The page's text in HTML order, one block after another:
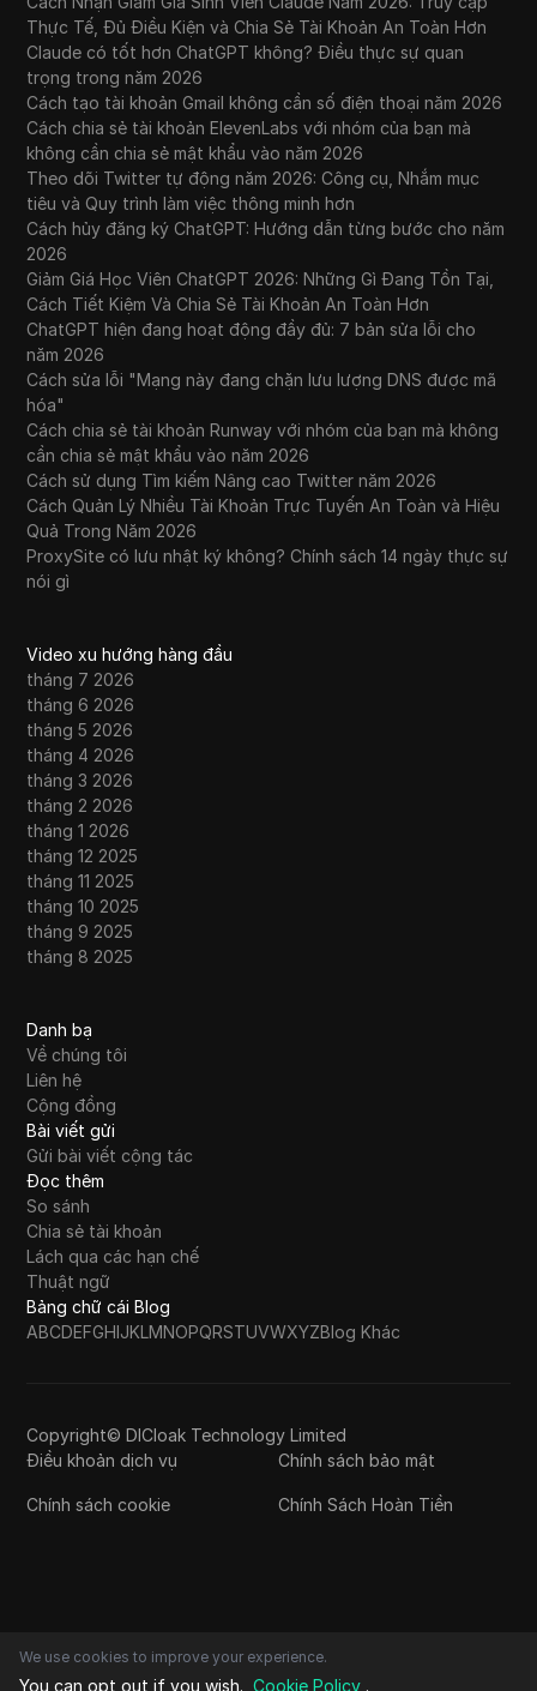
Thực Tế, Đủ Điều Kiện và Chia Sẻ Tài Khoản An Toàn Hơn
Claude có tốt hơn ChatGPT không? Điều thực sự quan
trọng trong năm 2026
Cách tạo tài khoản Gmail không cần số điện thoại năm 2026
Cách chia sẻ tài khoản ElevenLabs với nhóm của bạn mà
không cần chia sẻ mật khẩu vào năm 2026
Theo dõi Twitter tự động năm 2026: Công cụ, Nhắm mục
tiêu và Quy trình làm việc thông minh hơn
Cách hủy đăng ký ChatGPT: Hướng dẫn từng bước cho năm
2026
Giảm Giá Học Viên ChatGPT 2026: Những Gì Đang Tồn Tại,
Cách Tiết Kiệm Và Chia Sẻ Tài Khoản An Toàn Hơn
ChatGPT hiện đang hoạt động đầy đủ: 7 bản sửa lỗi cho
năm 2026
Cách sửa lỗi "Mạng này đang chặn lưu lượng DNS được mã
hóa"
Cách chia sẻ tài khoản Runway với nhóm của bạn mà không
cần chia sẻ mật khẩu vào năm 2026
Cách sử dụng Tìm kiếm Nâng cao Twitter năm 2026
Cách Quản Lý Nhiều Tài Khoản Trực Tuyến An Toàn và Hiệu
Quả Trong Năm 2026
ProxySite có lưu nhật ký không? Chính sách 14 ngày thực sự
nói gì
Video xu hướng hàng đầu
tháng 7 2026
tháng 6 2026
tháng 5 2026
tháng 4 2026
tháng 3 2026
tháng 2 2026
tháng 1 2026
tháng 12 2025
tháng 11 2025
tháng 10 2025
tháng 9 2025
tháng 8 2025
Danh bạ
Về chúng tôi
Liên hệ
Cộng đồng
Bài viết gửi
Gửi bài viết cộng tác
Đọc thêm
So sánh
Chia sẻ tài khoản
Lách qua các hạn chế
Thuật ngữ
Bảng chữ cái Blog
ABCDEFGHIJKLMNOPQRSTUVWXYZBlog Khác
Copyright© DICloak Technology Limited
Điều khoản dịch vụ
Chính sách bảo mật
Chính sách cookie Chính Sách Hoàn Tiền
We use cookies to improve your experience.
You can opt out if you wish. Cookie Policy .